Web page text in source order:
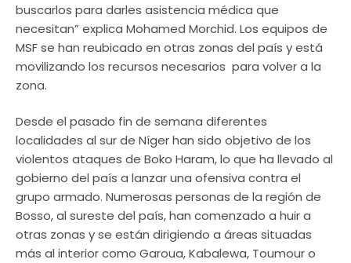
buscarlos para darles asistencia médica que
necesitan” explica Mohamed Morchid. Los equipos de
MSF se han reubicado en otras zonas del país y está
movilizando los recursos necesarios para volver a la
zona.
Desde el pasado fin de semana diferentes
localidades al sur de Níger han sido objetivo de los
violentos ataques de Boko Haram, lo que ha llevado al
gobierno del país a lanzar una ofensiva contra el
grupo armado. Numerosas personas de la región de
Bosso, al sureste del país, han comenzado a huir a
otras zonas y se están dirigiendo a áreas situadas
más al interior como Garoua, Kabalewa, Toumour o